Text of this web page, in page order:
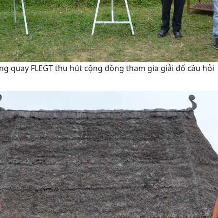
quay FLEGT thu hút cộng đồng tham gia giải đố câu hỏi